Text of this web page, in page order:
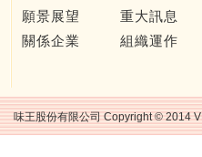
願景展望
關係企業
重大訊息
組織運作
味王股份有限公司 Copyright © 2014